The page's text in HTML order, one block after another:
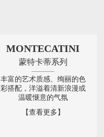
MONTECATINI
蒙特卡蒂系列
丰富的艺术质感、绚丽的色
彩搭配，洋溢着清新浪漫或
温暖惬意的气氛
【查看更多】